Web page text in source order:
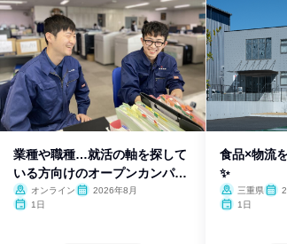
業種や職種…就活の軸を探して
いる方向けのオープンカンパニ
ー
オンライン
2026年8月
1日
食品×物流
✨
三重県
1日